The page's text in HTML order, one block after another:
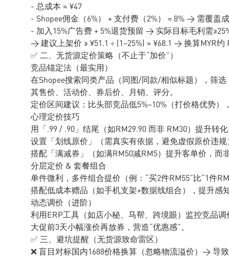
- 总成本 ≈ ¥47
- Shopee佣金（6%） + 支付费（2%） = 8% → 需覆盖
- 加入15%广告费 + 5%退货预留 → 实际目标毛利需
→ 建议上架价 ≥ ¥51.1 ÷ (1−25%) ≈ ¥68.1 → 换算MYR约
✅ 二、无货源定价策略（不止于“加价”）
竞品锚定法（最实用）
在Shopee搜索同类产品（同图/同款/相似标题），筛
其售价、活动价、券后价、月销、评分。
定价区间建议：比头部竞品低5%–10%（打价格优势
心理定价技巧
用「.99 / .90」结尾（如RM29.90 而非 RM30）提升转
设置「划线原价」（需真实有依据，避免虚假原价违规
搭配「满减券」（如满RM50减RM5）提升客单价，而
分层定价 & 套餐组合
单件微利，多件组合提价（例：“买2件RM55”比“1件
搭配低成本赠品（如手机支架+数据线组合），提升感
动态调价（进阶）
利用ERP工具（如店小秘、马帮、跨境眼）监控竞品
大促前3天小幅涨价再放券，营造“优惠感”。
✅ 三、避坑提醒（无货源致命雷区）
❌ 盲目对标国内1688价格换算（忽略物流溢价）→ 导